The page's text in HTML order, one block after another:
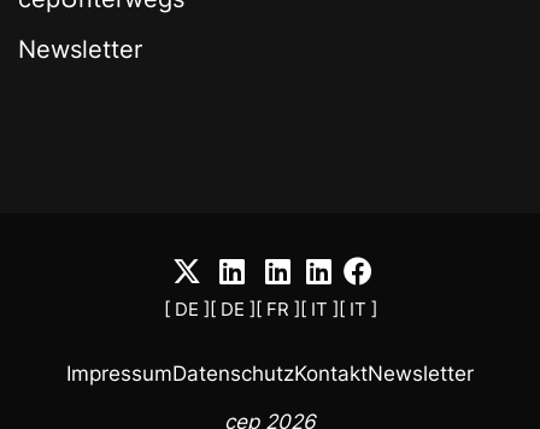
Newsletter
[ DE ][ DE ][ FR ][ IT ][ IT ]
ImpressumDatenschutzKontaktNewsletter
cep 2026